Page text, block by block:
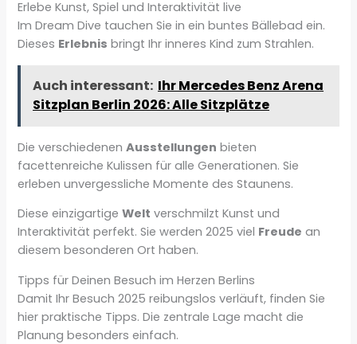
Erlebe Kunst, Spiel und Interaktivität live
Im Dream Dive tauchen Sie in ein buntes Bällebad ein.
Dieses Erlebnis bringt Ihr inneres Kind zum Strahlen.
Auch interessant: Ihr Mercedes Benz Arena
Sitzplan Berlin 2026: Alle Sitzplätze
Die verschiedenenAusstellungen bieten
facettenreiche Kulissen für alle Generationen. Sie
erleben unvergessliche Momente des Staunens.
Diese einzigartigeWelt verschmilzt Kunst und
Interaktivität perfekt. Sie werden 2025 viel Freude an
diesem besonderen Ort haben.
Tipps für Deinen Besuch im Herzen Berlins
Damit Ihr Besuch 2025 reibungslos verläuft, finden Sie
hier praktische Tipps. Die zentrale Lage macht die
Planung besonders einfach.